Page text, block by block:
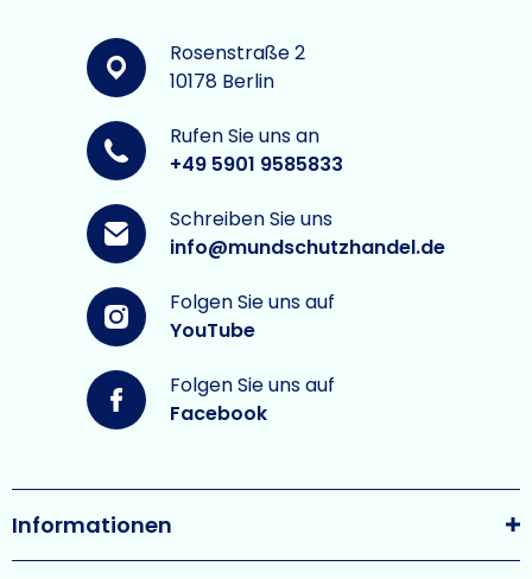
Rosenstraße 2
10178 Berlin
Rufen Sie uns an
+49 5901 9585833
Schreiben Sie uns
info@mundschutzhandel.de
Folgen Sie uns auf
YouTube
Folgen Sie uns auf
Facebook
Informationen